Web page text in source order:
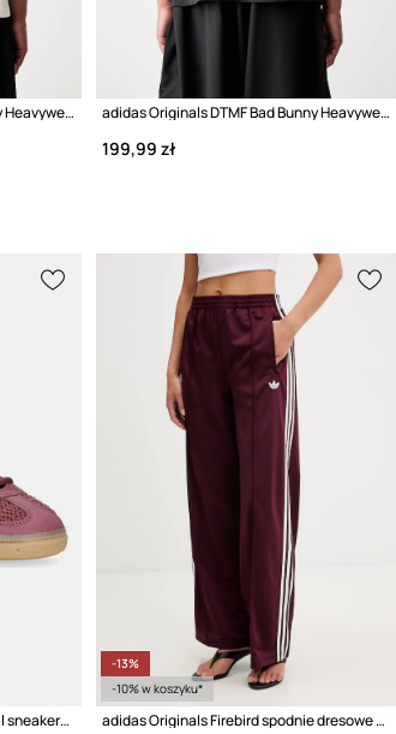
adidas Originals DTMF Bad Bunny Heavyweight Merch T-shirt bawełniany adidas Originals DTMF Bad Bunny Heavyweight Merch T-shirt bawełniany
199,99 zł
adidas Originals Handball Spezial sneakersy damskie
-13%
-10% w koszyku*
adidas Originals Firebird spodnie dresowe damskie